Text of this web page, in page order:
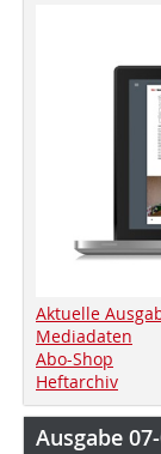
Aktuelle
Mediadaten
Abo-Shop
Heftarchiv
Ausgabe